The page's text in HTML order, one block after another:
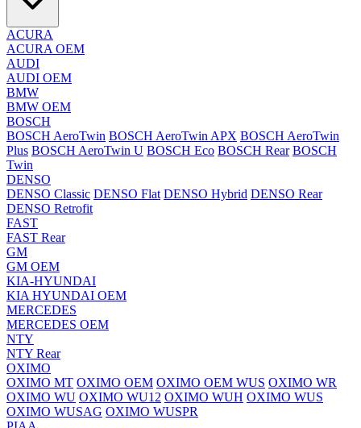
ACURA
ACURA OEM
AUDI
AUDI OEM
BMW
BMW OEM
BOSCH
BOSCH AeroTwin BOSCH AeroTwin APX BOSCH AeroTwin
Plus BOSCH AeroTwin U BOSCH Eco BOSCH Rear BOSCH
Twin
DENSO
DENSO Classic DENSO Flat DENSO Hybrid DENSO Rear
DENSO Retrofit
FAST
FAST Rear
GM
GM OEM
KIA-HYUNDAI
KIA HYUNDAI OEM
MERCEDES
MERCEDES OEM
NTY
NTY Rear
OXIMO
OXIMO MT OXIMO OEM OXIMO OEM WUS OXIMO WR
OXIMO WU OXIMO WU12 OXIMO WUH OXIMO WUS
OXIMO WUSAG OXIMO WUSPR